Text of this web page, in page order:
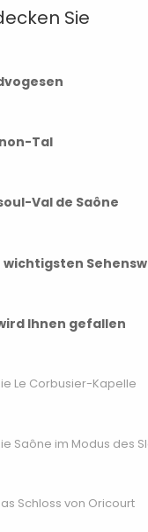
Sie
Tal
Val de Saône
wichtigsten
Ihnen gefallen
Le Corbusier-Kapelle
Saône im Modus des
Schloss von Oricourt